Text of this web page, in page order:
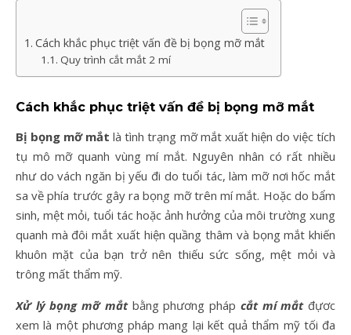
Cách khắc phục triệt vấn đề bị bọng mỡ mắt
Quy trình cắt mắt 2 mí
Cách khắc phục triệt vấn đề bị bọng mỡ mắt
Bị bọng mỡ mắt là tình trạng mỡ mắt xuất hiện do việc tích
tụ mô mỡ quanh vùng mí mắt. Nguyên nhân có rất nhiều
như do vách ngăn bị yếu đi do tuổi tác, làm mỡ nơi hốc mắt
sa về phía trước gây ra bọng mỡ trên mí mắt. Hoặc do bẩm
sinh, mệt mỏi, tuổi tác hoặc ảnh hưởng của môi trường xung
quanh mà đôi mắt xuất hiện quầng thâm và bọng mắt khiến
khuôn mặt của bạn trở nên thiếu sức sống, mệt mỏi và
trông mất thẩm mỹ.
Xử lý bọng mỡ mắtbằng phương pháp cắt mí mắtđựơc
xem là một phương pháp mang lại kết quả thẩm mỹ tối đa